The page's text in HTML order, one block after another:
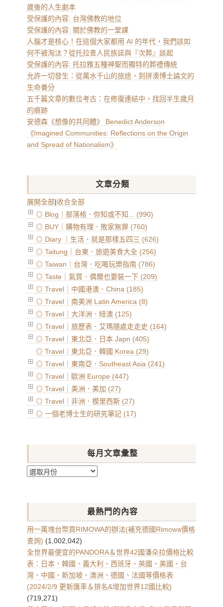
歲後的人生劇本
受保護的內容: 台灣佛教的地位
受保護的內容: 關於佛教的一堂課
人腦才是核心！在這個大家都用 AI 的年代，我們該如
何不被淘汰？從托拉查人民族誌與『次葬』談起
受保護的內容: 托拉雅五種神聖而獨特的葬禮傳統
允許一切發生：從萬水千山的旅途，到拼湊博士論文的
生命養分
五千篇文章的數位考古：在修復連結中，找回半生歲月
的痕跡
安德森《想像的共同體》 Benedict Anderson
《Imagined Communities: Reflections on the Origin
and Spread of Nationalism》
文章分類
展開全部|收合全部
◎ Blog｜部落格．你知或不知... (990)
◎ BUY｜購物有理．敗家無罪 (760)
◎ Diary ｜生活．就是那樣五四三 (626)
◎ Taitung｜台東．旅遊美食大全 (256)
◎ Taiwan｜台灣．吃喝玩樂指南 (786)
◎ Taste｜氣質．偶爾也要裝一下 (209)
◎ Travel｜中國港澳．China (185)
◎ Travel｜南美洲 Latin America (8)
◎ Travel｜大洋洲．紐澳 (125)
◎ Travel｜旅歷表．艾瑪隨處走走史 (164)
◎ Travel｜東北亞．日本 Japn (405)
◎ Travel｜東北亞．韓國 Korea (29)
◎ Travel｜東南亞．Southeast Asia (241)
◎ Travel｜歐洲 Europe (447)
◎ Travel｜美洲．美加 (27)
◎ Travel｜非洲．模里西斯 (27)
◎ 一個老博士生的研究筆記 (17)
每月文章彙整
每
章
整
最熱門的內容
用一萬塊台幣買RIMOWA的辦法(補充德國Rimowa價格
查詢) (1,002,042)
全世界最便宜的PANDORA＆世界42國潘朵拉價格比較
表：日本、韓國、義大利、西班牙、英國、美國、台
灣、中國、新加坡、澳洲、德國、法國等價格表
(2024/2/9 更新匯率＆排名&增加世界12國比較)
(719,271)